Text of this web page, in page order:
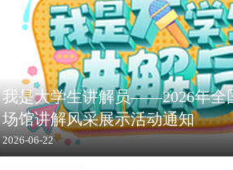
我是大学生讲解员——2026年全
场馆讲解风采展示活动通知
2026-06-22